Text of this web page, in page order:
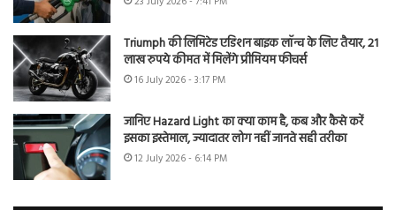
Triumph की लिमिटेड एडिशन बाइक लॉन्च के लिए तैयार, 21
लाख रुपये कीमत में मिलेंगे प्रीमियम फीचर्स
16 July 2026 - 3:17 PM
जानिए Hazard Light का क्या काम है, कब और कैसे करें
इसका इस्तेमाल, ज्यादातर लोग नहीं जानते सही तरीका
12 July 2026 - 6:14 PM